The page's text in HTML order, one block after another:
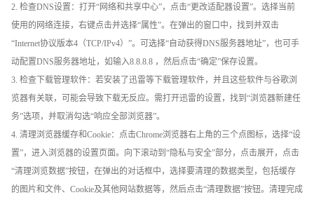
2. 检查DNS设置：打开“网络和共享中心”，点击“更改适配器设置”。选择当前
使用的网络连接，右键点击并选择“属性”。在弹出的窗口中，找到并双击
“Internet协议版本4（TCP/IPv4）”。可选择“自动获得DNS服务器地址”，也可手
动配置DNS服务器地址，如输入8.8.8.8 ，然后点击“确定”保存设置。
3. 检查下载管理软件：若安装了迅雷等下载管理软件，并且这些软件与谷歌浏
览器有关联，可能会导致下载无反应。需打开迅雷的设置，找到“浏览器新建任
务”选项，并取消勾选“响应全部浏览器”。
4. 清理浏览器缓存和Cookie：点击Chrome浏览器右上角的三个点图标，选择“设
置”，进入浏览器的设置页面。向下滚动到“隐私与安全”部分，点击展开，点击
“清理浏览数据”按钮，在弹出的对话框中，选择要清理的数据类型，包括缓存
的图片和文件、Cookie及其他网站数据等，然后点击“清理数据”按钮。清理完成